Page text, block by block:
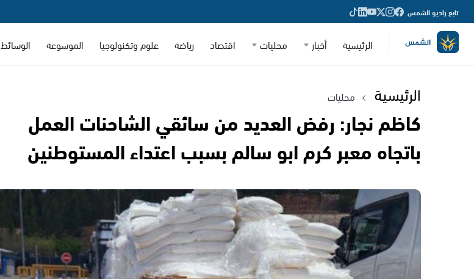
تابع راديو الشمس
الرئيسية أخبار محليات اقتصاد رياضة علوم وتكنولوجيا الموسوعة الوسائط
الرئيسية محليات
كاظم نجار: رفض العديد من سائقي الشاحنات العمل
باتجاه معبر كرم ابو سالم بسبب اعتداء المستوطنين